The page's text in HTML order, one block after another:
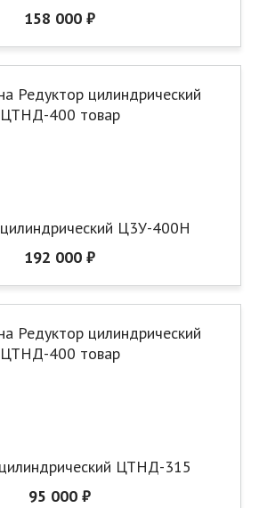
158 000 ₽
Ц3У-400Н
192 000 ₽
ЦТНД-315
95 000 ₽